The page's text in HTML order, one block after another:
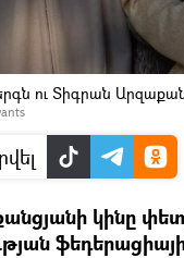
ու Տիգրան
կինը